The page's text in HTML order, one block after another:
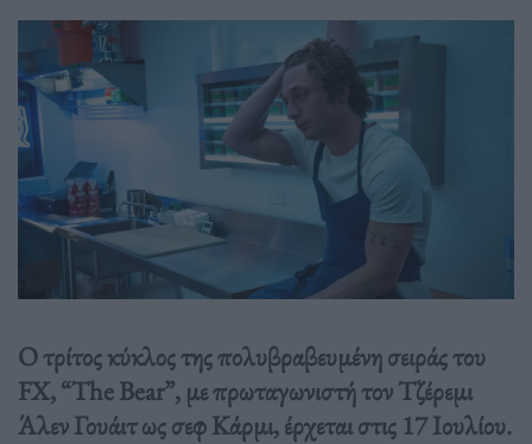
Ο τρίτος κύκλος της πολυβραβευμένη σειράς του
FX, “The Bear”, με πρωταγωνιστή τον Τζέρεμι
Άλεν Γουάιτ ως σεφ Κάρμι, έρχεται στις 17 Ιουλίου.